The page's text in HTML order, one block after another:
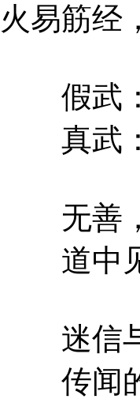
火易筋经
假武：
真武：
无善，
道中见
迷信与
传闻的